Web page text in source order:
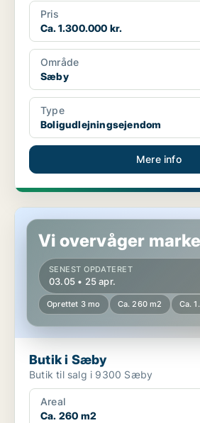
Pris
Ca. 1.300.000 kr.
Område
Sæby
Type
Boligudlejningsejendom
Mere info
Butik i Sæby
Vi overvåger
SENEST OPDATERET
03.05 • 25 apr.
Oprettet 3 mo Ca. 260 m2 Ca.
Butik i Sæby
Butik til salg i 9300 Sæby
Areal
Ca. 260 m2